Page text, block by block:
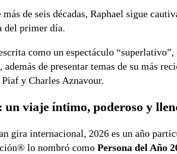
más de seis décadas, Raphael sigue
del primer día.
como un espectáculo
además de presentar temas de su más
y Charles Aznavour.
un viaje íntimo, poderoso y
gira internacional, 2026 es un año
lo nombró como Persona del Año